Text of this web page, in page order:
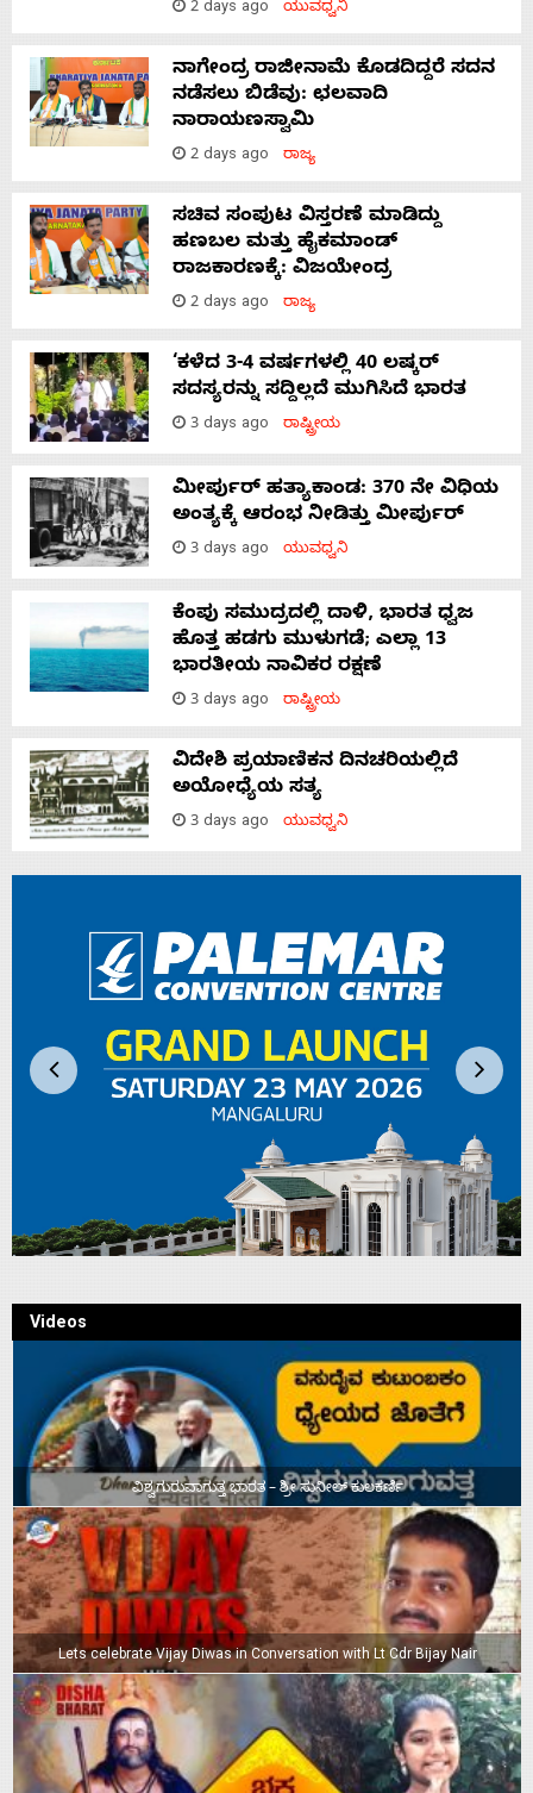
2 days ago ಯುವಧ್ವನಿ
ನಾಗೇಂದ್ರ ರಾಜೀನಾಮೆ ಕೊಡದಿದ್ದರೆ ಸದನ
ನಡೆಸಲು ಬಿಡೆವು: ಛಲವಾದಿ
ನಾರಾಯಣಸ್ವಾಮಿ
2 days ago ರಾಜ್ಯ
ಸಚಿವ ಸಂಪುಟ ವಿಸ್ತರಣೆ ಮಾಡಿದ್ದು
ಹಣಬಲ ಮತ್ತು ಹೈಕಮಾಂಡ್
ರಾಜಕಾರಣಕ್ಕೆ: ವಿಜಯೇಂದ್ರ
2 days ago ರಾಜ್ಯ
‘ಕಳೆದ 3-4 ವರ್ಷಗಳಲ್ಲಿ 40 ಲಷ್ಕರ್
ಸದಸ್ಯರನ್ನು ಸದ್ದಿಲ್ಲದೆ ಮುಗಿಸಿದೆ ಭಾರತ
3 days ago ರಾಷ್ಟ್ರೀಯ
ಮೀರ್ಪುರ್ ಹತ್ಯಾಕಾಂಡ: 370 ನೇ ವಿಧಿಯ
ಅಂತ್ಯಕ್ಕೆ ಆರಂಭ ನೀಡಿತ್ತು ಮೀರ್ಪುರ್
3 days ago ಯುವಧ್ವನಿ
ಕೆಂಪು ಸಮುದ್ರದಲ್ಲಿ ದಾಳಿ, ಭಾರತ ಧ್ವಜ
ಹೊತ್ತ ಹಡಗು ಮುಳುಗಡೆ; ಎಲ್ಲಾ 13
ಭಾರತೀಯ ನಾವಿಕರ ರಕ್ಷಣೆ
3 days ago ರಾಷ್ಟ್ರೀಯ
ವಿದೇಶಿ ಪ್ರಯಾಣಿಕನ ದಿನಚರಿಯಲ್ಲಿದೆ
ಅಯೋಧ್ಯೆಯ ಸತ್ಯ
3 days ago ಯುವಧ್ವನಿ
Videos
ವಿಶ್ವಗುರುವಾಗುತ್ತ ಭಾರತ – ಶ್ರೀ ಸುನೀಲ್‌ ಕುಲಕರ್ಣಿ
Lets celebrate Vijay Diwas in Conversation with Lt Cdr Bijay Nair